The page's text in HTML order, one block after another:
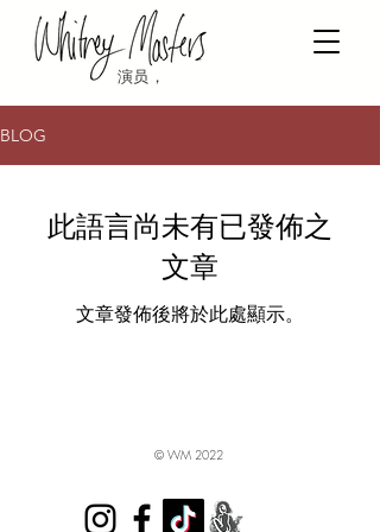
演员，
BLOG
此語言尚未有已發佈之
文章
文章發佈後將於此處顯示。
© WM 2022